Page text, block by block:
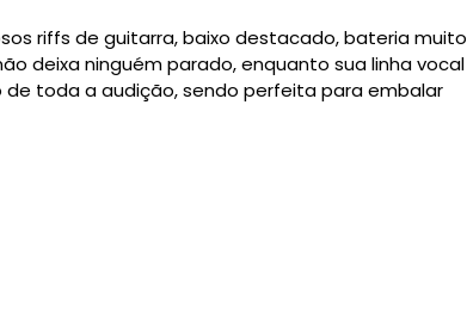
riffs de guitarra, baixo destacado, bateria muito
deixa ninguém parado, enquanto sua linha vocal
toda a audição, sendo perfeita para embalar